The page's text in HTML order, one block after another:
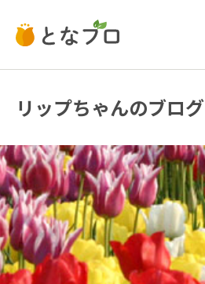
リップちゃんのブログ